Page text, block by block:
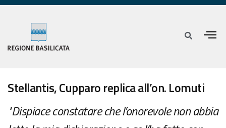
Stellantis, Cupparo replica all’on. Lomuti
"Dispiace constatare che l’onorevole non abbia